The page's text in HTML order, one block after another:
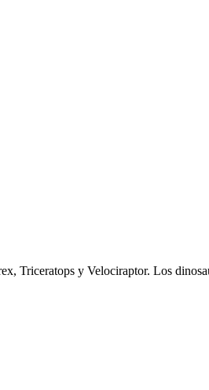
Triceratops y Velociraptor. Los